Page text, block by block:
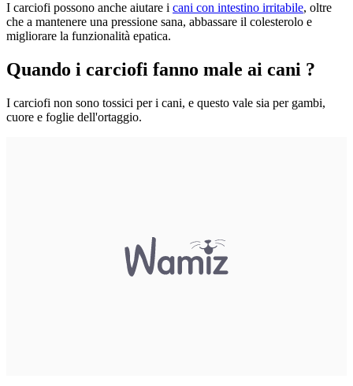
I carciofi possono anche aiutare i cani con intestino irritabile, oltre
che a mantenere una pressione sana, abbassare il colesterolo e
migliorare la funzionalità epatica.
Quando i carciofi fanno male ai cani ?
I carciofi non sono tossici per i cani, e questo vale sia per gambi,
cuore e foglie dell'ortaggio.